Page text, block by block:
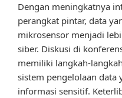
Dengan meningkatnya
perangkat pintar, data
mikrosensor menjadi
siber. Diskusi di
memiliki langkah-
sistem pengelolaan
informasi sensitif.